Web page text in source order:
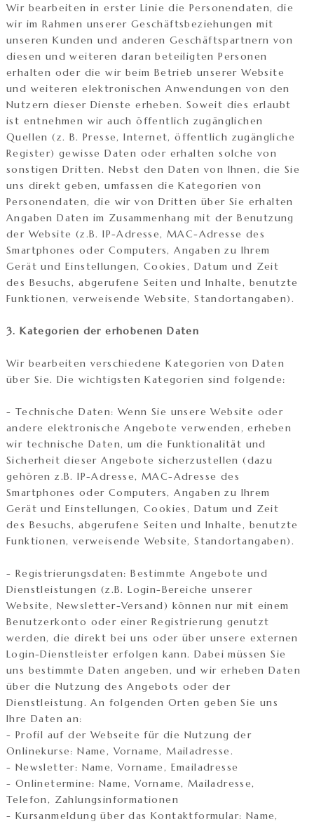
Wir bearbeiten in erster Linie die Personendaten, die
wir im Rahmen unserer Geschäftsbeziehungen mit
unseren Kunden und anderen Geschäftspartnern von
diesen und weiteren daran beteiligten Personen
erhalten oder die wir beim Betrieb unserer Website
und weiteren elektronischen Anwendungen von den
Nutzern dieser Dienste erheben. Soweit dies erlaubt
ist entnehmen wir auch öffentlich zugänglichen
Quellen (z. B. Presse, Internet, öffentlich zugängliche
Register) gewisse Daten oder erhalten solche von
sonstigen Dritten. Nebst den Daten von Ihnen, die Sie
uns direkt geben, umfassen die Kategorien von
Personendaten, die wir von Dritten über Sie erhalten
Angaben Daten im Zusammenhang mit der Benutzung
der Website (z.B. IP-Adresse, MAC-Adresse des
Smartphones oder Computers, Angaben zu Ihrem
Gerät und Einstellungen, Cookies, Datum und Zeit
des Besuchs, abgerufene Seiten und Inhalte, benutzte
Funktionen, verweisende Website, Standortangaben).
3. Kategorien der erhobenen Daten
Wir bearbeiten verschiedene Kategorien von Daten
über Sie. Die wichtigsten Kategorien sind folgende:
- Technische Daten: Wenn Sie unsere Website oder
andere elektronische Angebote verwenden, erheben
wir technische Daten, um die Funktionalität und
Sicherheit dieser Angebote sicherzustellen (dazu
gehören z.B. IP-Adresse, MAC-Adresse des
Smartphones oder Computers, Angaben zu Ihrem
Gerät und Einstellungen, Cookies, Datum und Zeit
des Besuchs, abgerufene Seiten und Inhalte, benutzte
Funktionen, verweisende Website, Standortangaben).
- Registrierungsdaten: Bestimmte Angebote und
Dienstleistungen (z.B. Login-Bereiche unserer
Website, Newsletter-Versand) können nur mit einem
Benutzerkonto oder einer Registrierung genutzt
werden, die direkt bei uns oder über unsere externen
Login-Dienstleister erfolgen kann. Dabei müssen Sie
uns bestimmte Daten angeben, und wir erheben Daten
über die Nutzung des Angebots oder der
Dienstleistung. An folgenden Orten geben Sie uns
Ihre Daten an:
- Profil auf der Webseite für die Nutzung der
Onlinekurse: Name, Vorname, Mailadresse.
- Newsletter: Name, Vorname, Emailadresse
- Onlinetermine: Name, Vorname, Mailadresse,
Telefon, Zahlungsinformationen
- Kursanmeldung über das Kontaktformular: Name,